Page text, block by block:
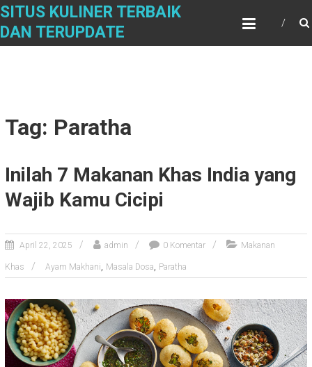
Skip
content
SITUS KULINER TERBAIK
DAN TERUPDATE
Tag: Paratha
Inilah 7 Makanan Khas India yang
Wajib Kamu Cicipi
April 22, 2025 admin 0 Komentar Makanan
Khas Ayam Makhani, Masala Dosa, Paratha